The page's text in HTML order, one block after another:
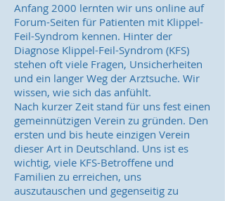
Anfang 2000 lernten wir uns online auf
Forum-Seiten für Patienten mit Klippel-
Feil-Syndrom kennen. Hinter der
Diagnose Klippel-Feil-Syndrom (KFS)
stehen oft viele Fragen, Unsicherheiten
und ein langer Weg der Arztsuche. Wir
wissen, wie sich das anfühlt.
Nach kurzer Zeit stand für uns fest einen
gemeinnützigen Verein zu gründen. Den
ersten und bis heute einzigen Verein
dieser Art in Deutschland. Uns ist es
wichtig, viele KFS-Betroffene und
Familien zu erreichen, uns
auszutauschen und gegenseitig zu